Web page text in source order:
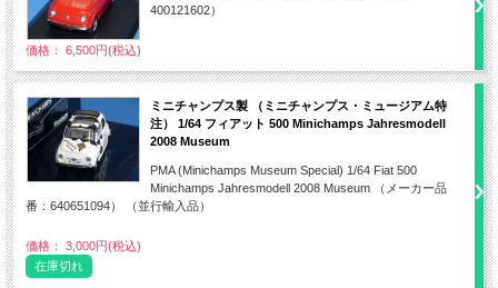
400121602）
価格： 6,500円(税込)
ミニチャンプス製 （ミニチャンプス・ミュージアム特
注） 1/64 フィアット 500 Minichamps Jahresmodell
2008 Museum
PMA (Minichamps Museum Special) 1/64 Fiat 500
Minichamps Jahresmodell 2008 Museum （メーカー品
番：640651094） （並行輸入品）
価格： 3,000円(税込)
在庫切れ